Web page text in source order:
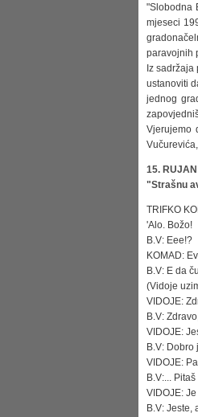
"Slobodna
mjeseci
paravojnih
Iz
ustanoviti
jednog
Vjerujemo
15.
"Strašnu
TRIFKO
'Alo. Božo!
B.V: Eee!?
KOMAD:
B.V: E da
(Vidoje
VIDOJE:
B.V:
VIDOJE:
B.V:
VIDOJE:
B.V:...
VIDOJE:
B.V: Jeste,